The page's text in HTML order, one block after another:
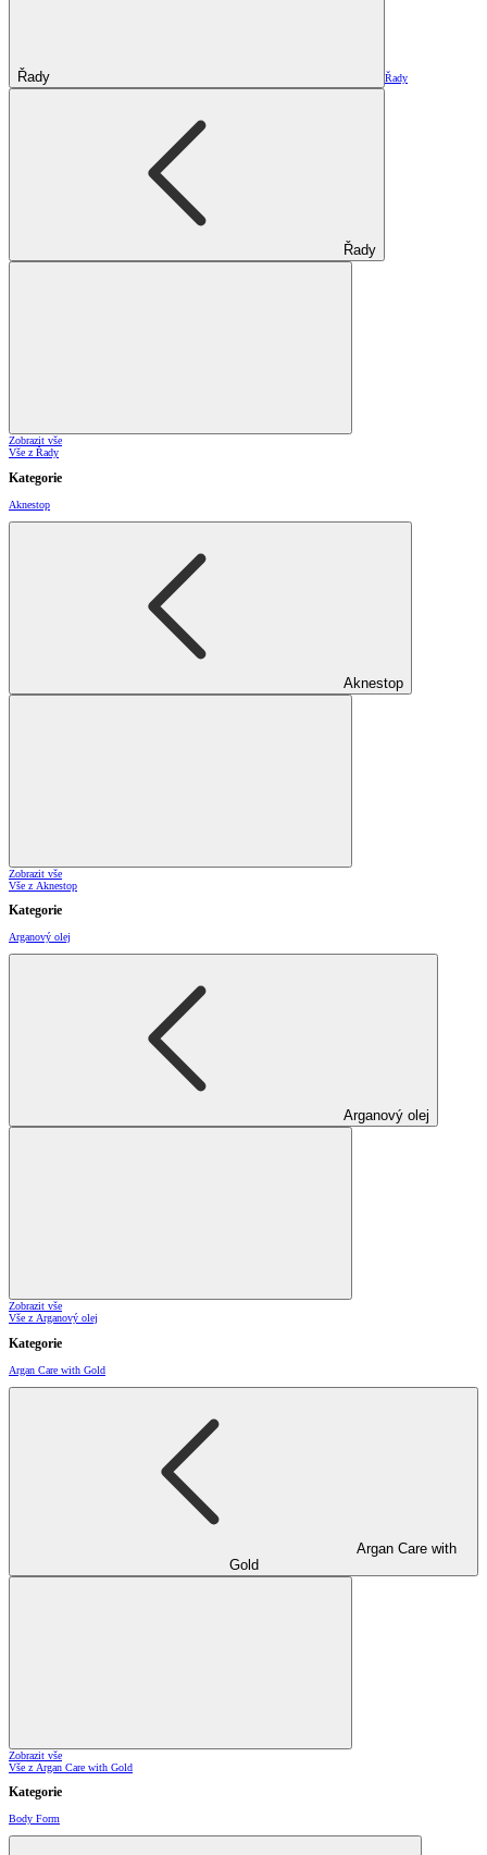
Řady Řady
Řady
Zobrazit vše
Vše z Řady
Kategorie
Aknestop
Aknestop
Zobrazit vše
Vše z Aknestop
Kategorie
Arganový olej
Arganový olej
Zobrazit vše
Vše z Arganový olej
Kategorie
Argan Care with Gold
Argan Care with
Gold
Zobrazit vše
Vše z Argan Care with Gold
Kategorie
Body Form